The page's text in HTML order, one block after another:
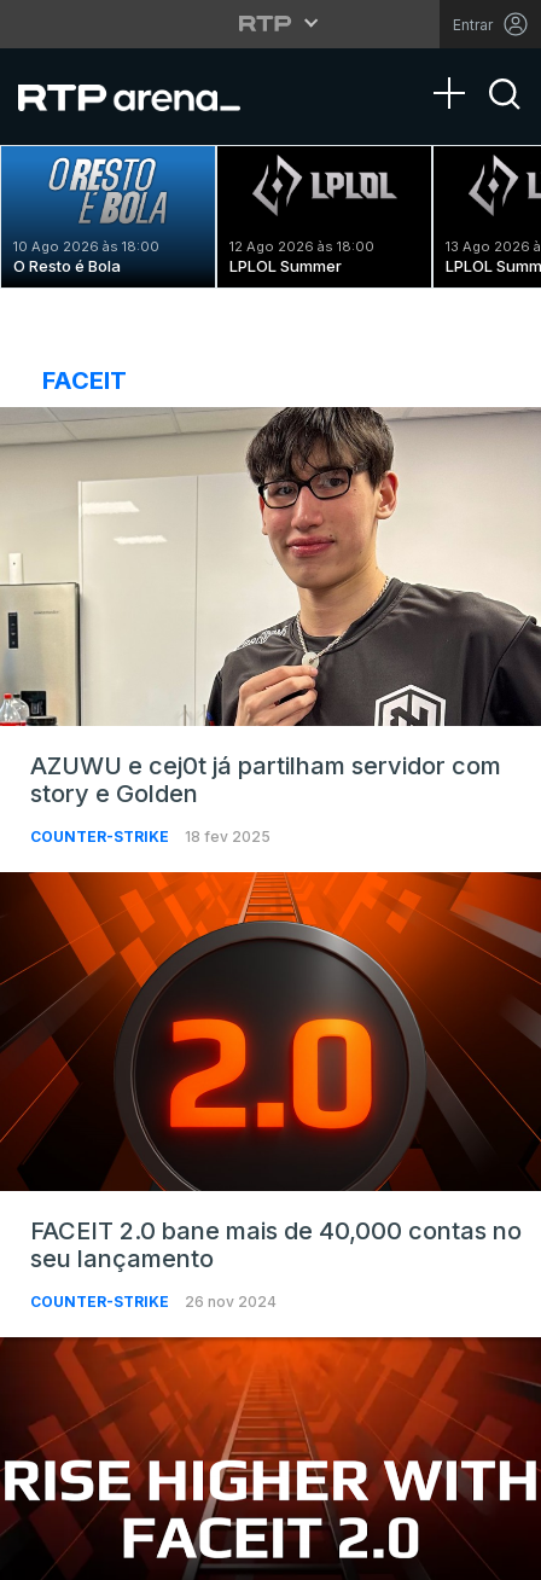
Entrar
Toggle
10 Ago 2026 às 18:00
O Resto é Bola
12 Ago 2026 às 18:00
LPLOL Summer
13 Ago 2026
LPLOL
FACEIT
AZUWU e cej0t já partilham servidor com
story e Golden
COUNTER-STRIKE 18 fev 2025
FACEIT 2.0 bane mais de 40,000 contas no
seu lançamento
COUNTER-STRIKE 26 nov 2024